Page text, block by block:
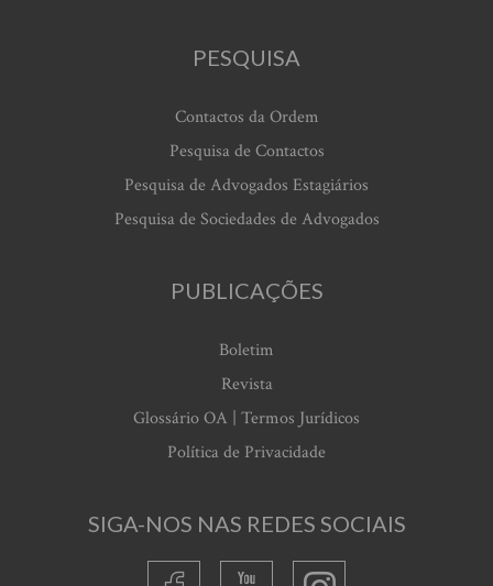
PESQUISA
Contactos da Ordem
Pesquisa de Contactos
Pesquisa de Advogados Estagiários
Pesquisa de Sociedades de Advogados
PUBLICAÇÕES
Boletim
Revista
Glossário OA | Termos Jurídicos
Política de Privacidade
SIGA-NOS NAS REDES SOCIAIS